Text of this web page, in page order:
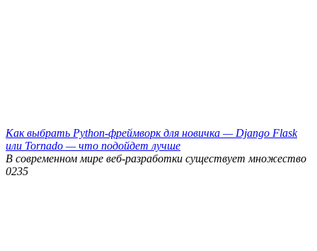
Как выбрать Python-фреймворк для новичка — Django Flask
или Tornado — что подойдет лучше
В современном мире веб-разработки существует множество
0235